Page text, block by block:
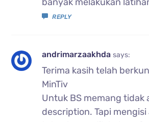
REPLY
andrimarzaakhdasays:
Terima kasih telah
MinTiv
Untuk BS memang tidak
description. Tapi